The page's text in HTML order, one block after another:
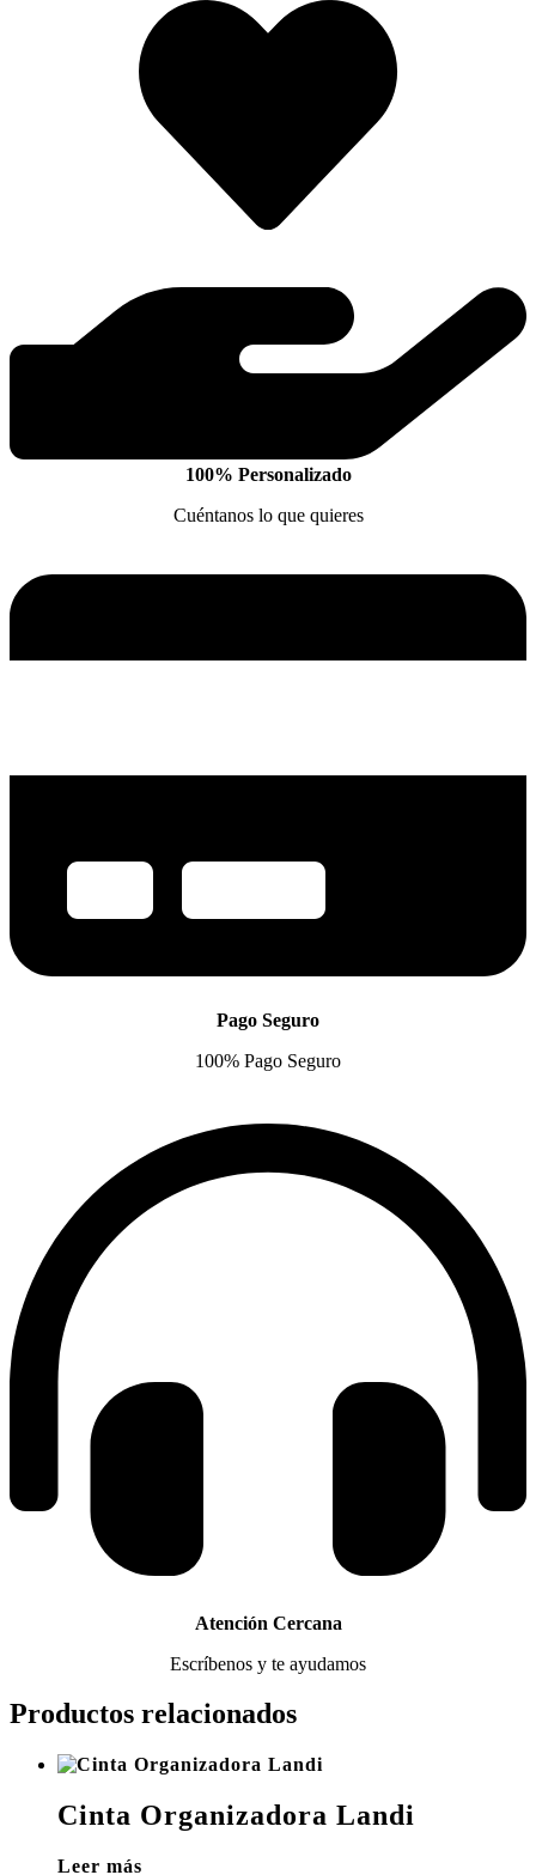
100% Personalizado
Cuéntanos lo que quieres
Pago Seguro
100% Pago Seguro
Atención Cercana
Escríbenos y te ayudamos
Productos relacionados
Cinta Organizadora Landi
Leer más